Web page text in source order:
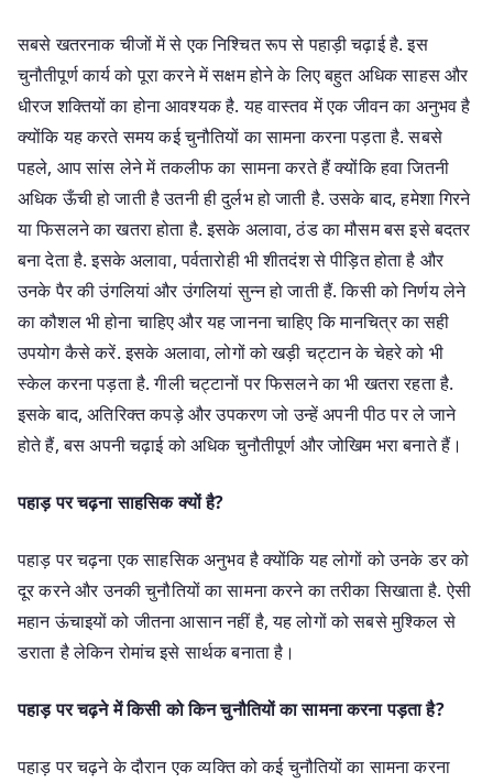
सबसे खतरनाक चीजों में से एक निश्चित रूप से पहाड़ी चढ़ाई है. इस
चुनौतीपूर्ण कार्य को पूरा करने में सक्षम होने के लिए बहुत अधिक साहस और
धीरज शक्तियों का होना आवश्यक है. यह वास्तव में एक जीवन का अनुभव है
क्योंकि यह करते समय कई चुनौतियों का सामना करना पड़ता है. सबसे
पहले, आप सांस लेने में तकलीफ का सामना करते हैं क्योंकि हवा जितनी
अधिक ऊँची हो जाती है उतनी ही दुर्लभ हो जाती है. उसके बाद, हमेशा गिरने
या फिसलने का खतरा होता है. इसके अलावा, ठंड का मौसम बस इसे बदतर
बना देता है. इसके अलावा, पर्वतारोही भी शीतदंश से पीड़ित होता है और
उनके पैर की उंगलियां और उंगलियां सुन्न हो जाती हैं. किसी को निर्णय लेने
का कौशल भी होना चाहिए और यह जानना चाहिए कि मानचित्र का सही
उपयोग कैसे करें. इसके अलावा, लोगों को खड़ी चट्टान के चेहरे को भी
स्केल करना पड़ता है. गीली चट्टानों पर फिसलने का भी खतरा रहता है.
इसके बाद, अतिरिक्त कपड़े और उपकरण जो उन्हें अपनी पीठ पर ले जाने
होते हैं, बस अपनी चढ़ाई को अधिक चुनौतीपूर्ण और जोखिम भरा बनाते हैं।
पहाड़ पर चढ़ना साहसिक क्यों है?
पहाड़ पर चढ़ना एक साहसिक अनुभव है क्योंकि यह लोगों को उनके डर को
दूर करने और उनकी चुनौतियों का सामना करने का तरीका सिखाता है. ऐसी
महान ऊंचाइयों को जीतना आसान नहीं है, यह लोगों को सबसे मुश्किल से
डराता है लेकिन रोमांच इसे सार्थक बनाता है।
पहाड़ पर चढ़ने में किसी को किन चुनौतियों का सामना करना पड़ता है?
पहाड़ पर चढ़ने के दौरान एक व्यक्ति को कई चुनौतियों का सामना करना